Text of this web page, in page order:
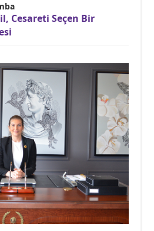
Cesareti Seçen Bir